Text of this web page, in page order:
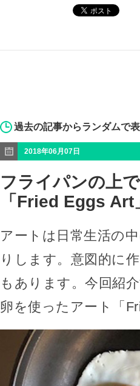
過去の記事からランダムで
2018年06月07日
フライパンの上
「Fried Eggs Art
アートは日常生活の
りします。意図的に
もあります。今回紹
卵を使ったアート「